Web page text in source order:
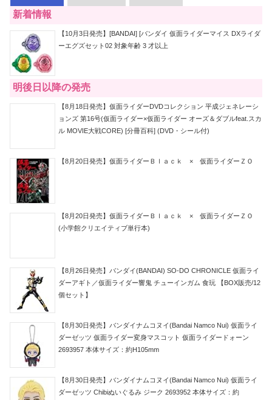
新着情報
【10月3日発売】[BANDAI] [バンダイ 仮面ライダーマイス DXライダ
ーエグズセット02 対象年齢 3 才以上
明後日以降の発売
【8月18日発売】仮面ライダーDVDコレクション 平成ジェネレーシ
ョンズ 第16号(仮面ライダー×仮面ライダー オーズ＆ダブルfeat.スカ
ル MOVIE大戦CORE) [分冊百科] (DVD・シール付)
【8月20日発売】仮面ライダーＢｌａｃｋ × 仮面ライダーＺＯ
【8月20日発売】仮面ライダーＢｌａｃｋ × 仮面ライダーＺＯ
(小学館クリエイティブ単行本)
【8月26日発売】バンダイ(BANDAI) SO-DO CHRONICLE 仮面ライ
ダーアギト／仮面ライダー響鬼 チューインガム 食玩 【BOX販売/12
個セット】
【8月30日発売】バンダイナムコヌイ(Bandai Namco Nui) 仮面ライ
ダーゼッツ 仮面ライダー変身マスコット 仮面ライダードォーン
2693957 本体サイズ：約H105mm
【8月30日発売】バンダイナムコヌイ(Bandai Namco Nui) 仮面ライ
ダーゼッツ Chibiぬいぐるみ ジーク 2693952 本体サイズ：約